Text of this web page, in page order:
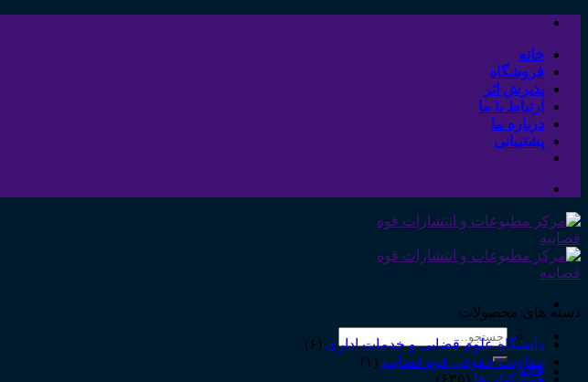
Skip
contentخانه
فروشگاه
پذیرش اثر
ارتباط با ما
درباره ما
پشتیبانی
جستجو
برای:
خانه
دسته های محصولات
دانشگاه علوم قضایی و خدمات اداری (۶)
معاونت حقوقی قوه قضاییه (۱)
همه‌ـ‌کتاب‌ها (۶۳۵)